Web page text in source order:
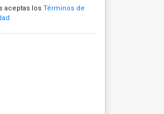
aceptas los Términos de